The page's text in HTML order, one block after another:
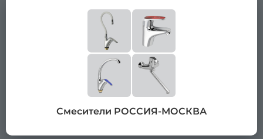
Смесители РОССИЯ-МОСКВА